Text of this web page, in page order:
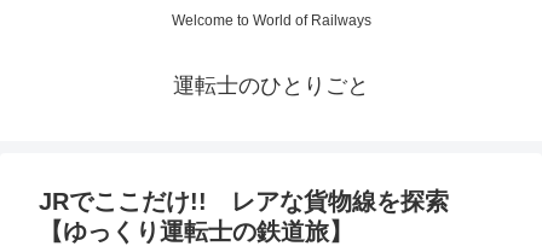
Welcome to World of Railways
運転士のひとりごと
JRでここだけ!! レアな貨物線を探索
【ゆっくり運転士の鉄道旅】